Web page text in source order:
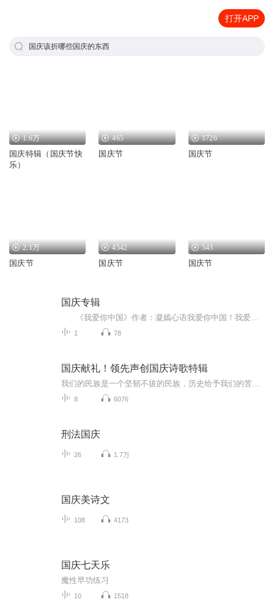
打开APP
国庆该折哪些国庆的东西
1.6万
国庆特辑（国庆节快
乐）
465
国庆节
1726
国庆节
2.1万
国庆节
4542
国庆节
543
国庆节
国庆专辑
1 78
国庆献礼！领先声创国庆诗歌特辑
8 6076
刑法国庆
26 1.7万
国庆美诗文
108 4173
国庆七天乐
魔性早功练习
10 1518